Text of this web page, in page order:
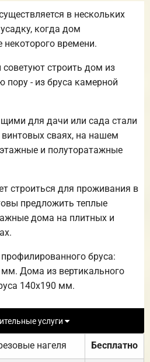
в нескольких
когда дом
некоторого времени.
строить дом из
пору - из бруса камерной
для дачи или сада стали
сваях, на нашем
и полуторатажные
строиться для проживания в
предложить теплые
дома на плитных и
бруса:
Дома из вертикального
140х190 мм.
услуги
нагеля Бесплатно